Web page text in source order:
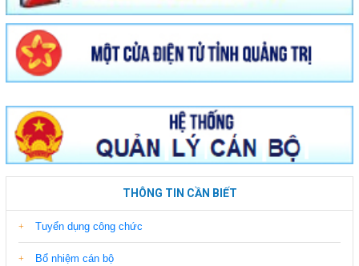
THÔNG TIN CẦN BIẾT
Tuyển dụng công chức
Bổ nhiệm cán bộ